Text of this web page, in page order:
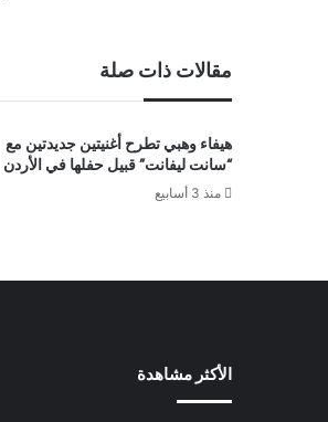
مقالات ذات صلة
هيفاء وهبي تطرح أغنيتين جديدتين مع
“سانت ليفانت” قبيل حفلها في الأردن
منذ 3 أسابيع
الأكثر مشاهدة